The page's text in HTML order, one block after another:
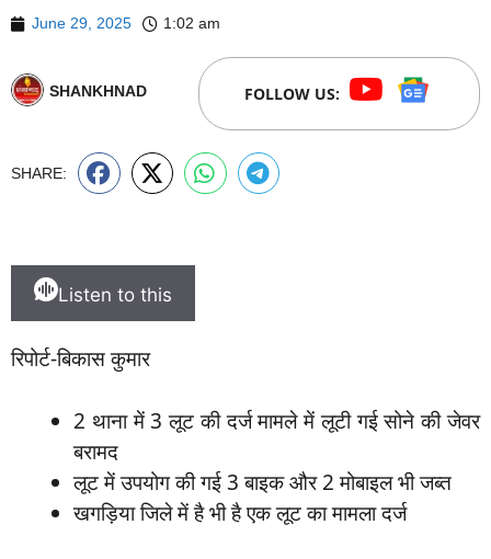
June 29, 2025 1:02 am
SHANKHNAD FOLLOW US:
SHARE:
Listen to this
रिपोर्ट-बिकास कुमार
2 थाना में 3 लूट की दर्ज मामले में लूटी गई सोने की जेवर
बरामद
लूट में उपयोग की गई 3 बाइक और 2 मोबाइल भी जब्त
खगड़िया जिले में है भी है एक लूट का मामला दर्ज